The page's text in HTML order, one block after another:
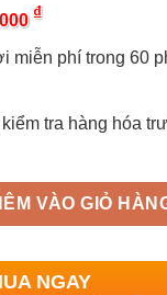
₫.
₫Current
is:
2,490,000 ₫.
miễn phí trong 60
tra hàng hóa
VÀO GIỎ
NGAY